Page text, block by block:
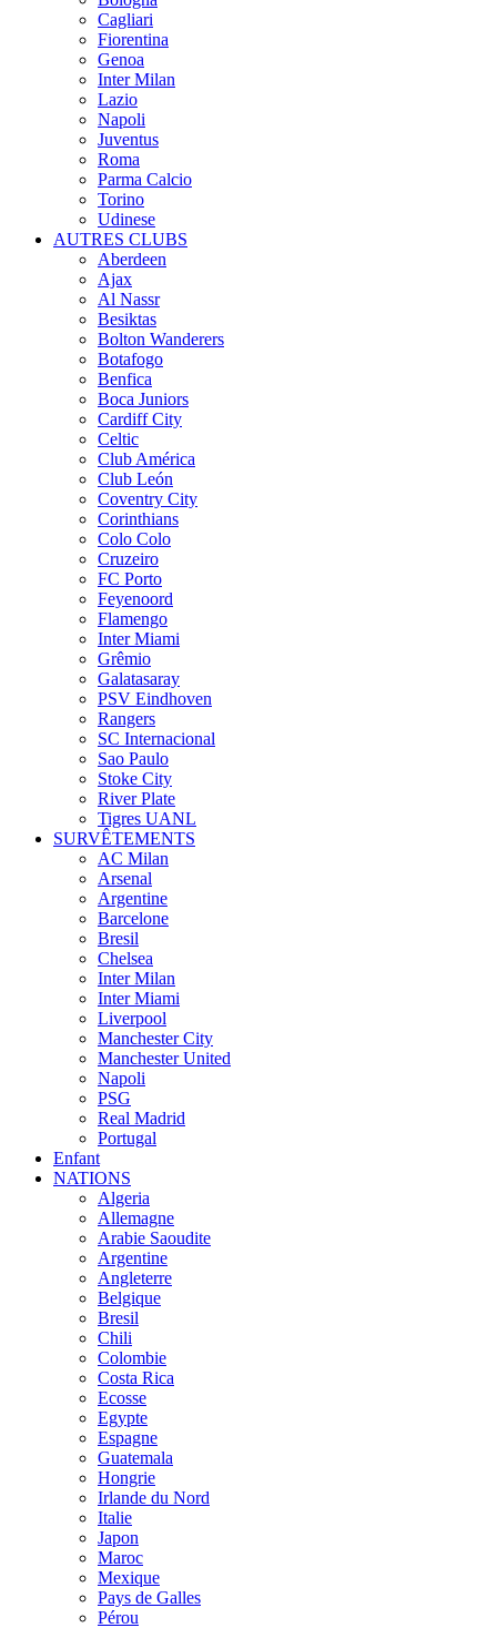
Cagliari
Fiorentina
Genoa
Inter Milan
Lazio
Napoli
Juventus
Roma
Parma Calcio
Torino
Udinese
AUTRES CLUBS
Aberdeen
Ajax
Al Nassr
Besiktas
Bolton Wanderers
Botafogo
Benfica
Boca Juniors
Cardiff City
Celtic
Club América
Club León
Coventry City
Corinthians
Colo Colo
Cruzeiro
FC Porto
Feyenoord
Flamengo
Inter Miami
Grêmio
Galatasaray
PSV Eindhoven
Rangers
SC Internacional
Sao Paulo
Stoke City
River Plate
Tigres UANL
SURVÊTEMENTS
AC Milan
Arsenal
Argentine
Barcelone
Bresil
Chelsea
Inter Milan
Inter Miami
Liverpool
Manchester City
Manchester United
Napoli
PSG
Real Madrid
Portugal
Enfant
NATIONS
Algeria
Allemagne
Arabie Saoudite
Argentine
Angleterre
Belgique
Bresil
Chili
Colombie
Costa Rica
Ecosse
Egypte
Espagne
Guatemala
Hongrie
Irlande du Nord
Italie
Japon
Maroc
Mexique
Pays de Galles
Pérou